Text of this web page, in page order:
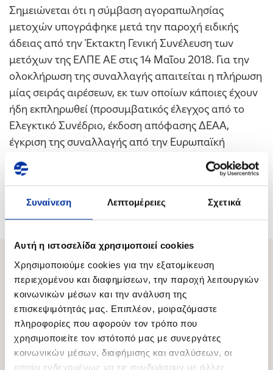
Συναίνεση Λεπτομέρειες Σχετικά
Αυτή η ιστοσελίδα χρησιμοποιεί cookies
Χρησιμοποιούμε cookies για την εξατομίκευση
περιεχομένου και διαφημίσεων, την παροχή λειτουργιών
κοινωνικών μέσων και την ανάλυση της
επισκεψιμότητάς μας. Επιπλέον, μοιραζόμαστε
πληροφορίες που αφορούν τον τρόπο που
χρησιμοποιείτε τον ιστότοπό μας με συνεργάτες
κοινωνικών μέσων, διαφήμισης και αναλύσεων, οι
οποίοι ενδεχομένως να τις συνδυάσουν με άλλες
Σημειώνεται ότι η σύμβαση αγοραπωλησίας
μετοχών υπογράφηκε μετά την παροχή ειδικής
άδειας από την Έκτακτη Γενική Συνέλευση των
μετόχων της ΕΛΠΕ ΑΕ στις 14 Μαΐου 2018. Για την
ολοκλήρωση της συναλλαγής απαιτείται η πλήρωση
μίας σειράς αιρέσεων, εκ των οποίων κάποιες έχουν
ήδη εκπληρωθεί (προσυμβατικός έλεγχος από το
Ελεγκτικό Συνέδριο, έκδοση απόφασης ΔΕΑΑ,
έγκριση της συναλλαγής από την Ευρωπαϊκή
Επιτροπή – Γενική Διεύθυνση Ανταγωνισμού), ενώ η
εκπλήρωση των υπολοίπων αναμένεται να λάβει
Σχετικό Περιεχόμενο
16.06.2026
Επέκταση στρατηγικής συνεργασίας με τη
Chevron στο Block 10